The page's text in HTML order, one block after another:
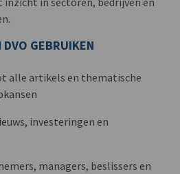
GEBRUIKEN
alle artikels en thematische
investeringen en
managers, beslissers en